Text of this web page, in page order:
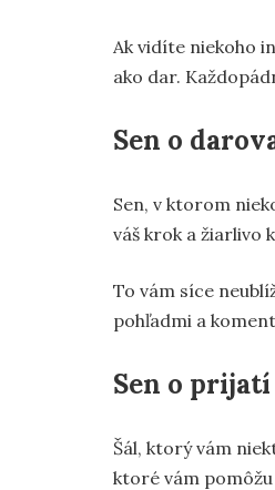
Ak vidíte niekoho
ako dar.
Sen o
Sen, v ktorom
váš krok a žiarlivo
To vám síce
pohľadmi a
Sen o
Šál, ktorý vám
ktoré vám pomôžu